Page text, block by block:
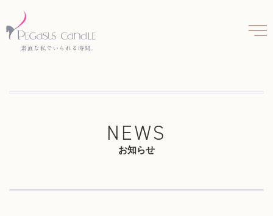
お知らせ
NEWS